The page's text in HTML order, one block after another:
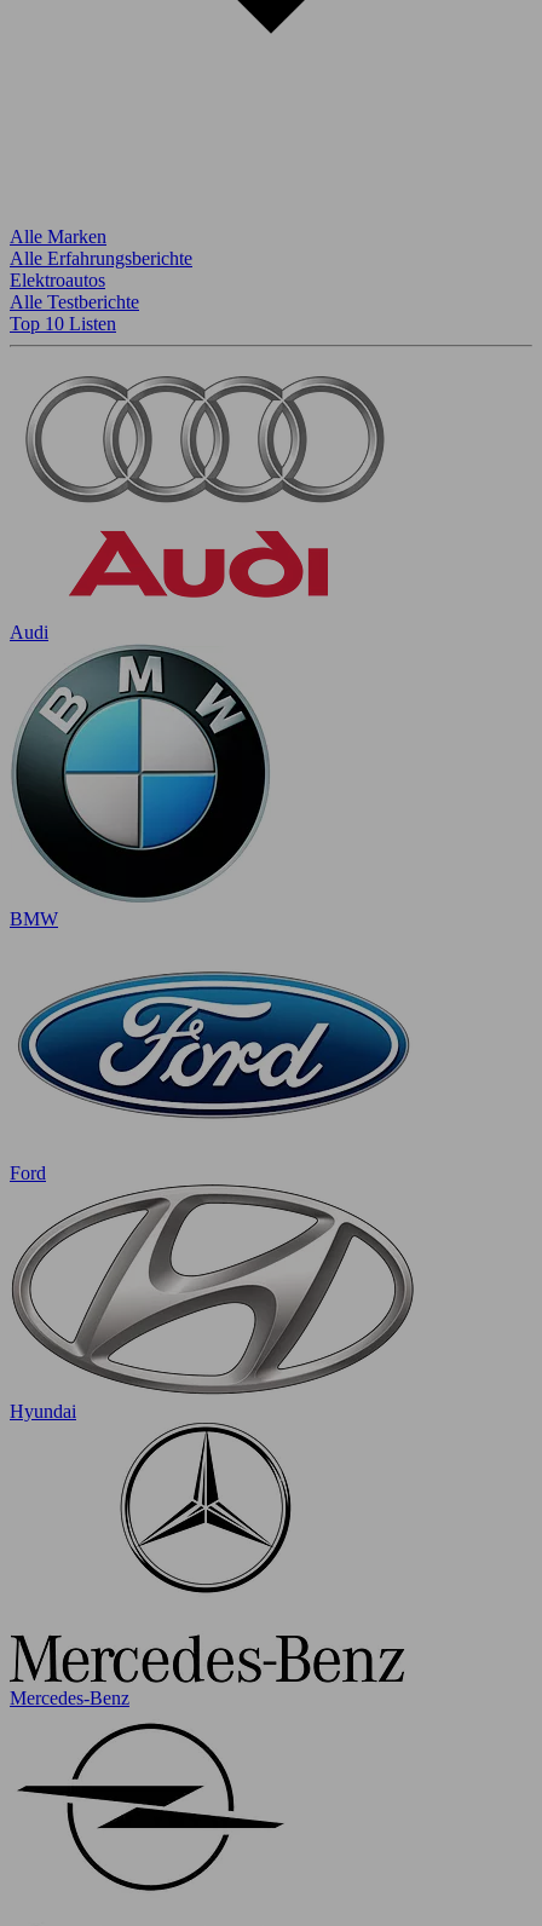
Alle Marken
Alle Erfahrungsberichte
Elektroautos
Alle Testberichte
Top 10 Listen
Audi
BMW
Ford
Hyundai
Mercedes-Benz